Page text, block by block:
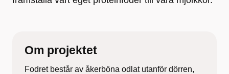
Om projektet
Fodret består av åkerböna odlat utanför dörren,